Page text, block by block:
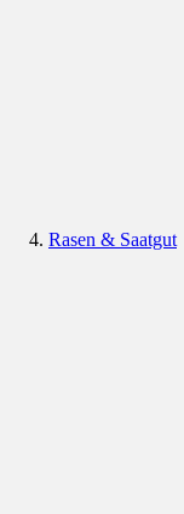
Rasen & Saatgut